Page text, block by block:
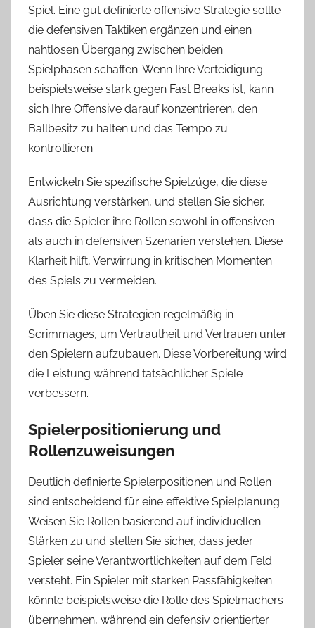
Spiel. Eine gut definierte offensive Strategie sollte
die defensiven Taktiken ergänzen und einen
nahtlosen Übergang zwischen beiden
Spielphasen schaffen. Wenn Ihre Verteidigung
beispielsweise stark gegen Fast Breaks ist, kann
sich Ihre Offensive darauf konzentrieren, den
Ballbesitz zu halten und das Tempo zu
kontrollieren.
Entwickeln Sie spezifische Spielzüge, die diese
Ausrichtung verstärken, und stellen Sie sicher,
dass die Spieler ihre Rollen sowohl in offensiven
als auch in defensiven Szenarien verstehen. Diese
Klarheit hilft, Verwirrung in kritischen Momenten
des Spiels zu vermeiden.
Üben Sie diese Strategien regelmäßig in
Scrimmages, um Vertrautheit und Vertrauen unter
den Spielern aufzubauen. Diese Vorbereitung wird
die Leistung während tatsächlicher Spiele
verbessern.
Spielerpositionierung und
Rollenzuweisungen
Deutlich definierte Spielerpositionen und Rollen
sind entscheidend für eine effektive Spielplanung.
Weisen Sie Rollen basierend auf individuellen
Stärken zu und stellen Sie sicher, dass jeder
Spieler seine Verantwortlichkeiten auf dem Feld
versteht. Ein Spieler mit starken Passfähigkeiten
könnte beispielsweise die Rolle des Spielmachers
übernehmen, während ein defensiv orientierter